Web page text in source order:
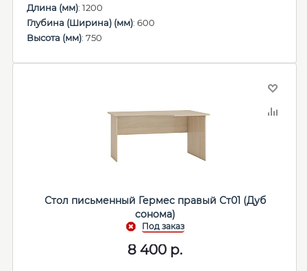
Длина (мм): 1200
Глубина (Ширина) (мм): 600
Высота (мм): 750
Стол письменный Гермес правый Ст01 (Дуб
сонома)
8 400 р.